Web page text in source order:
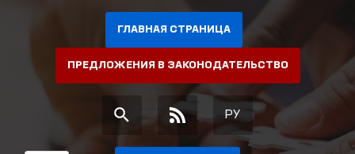
ГЛАВНАЯ СТРАНИЦА
ПРЕДЛОЖЕНИЯ В ЗАКОНОДАТЕЛЬСТВО
РУ